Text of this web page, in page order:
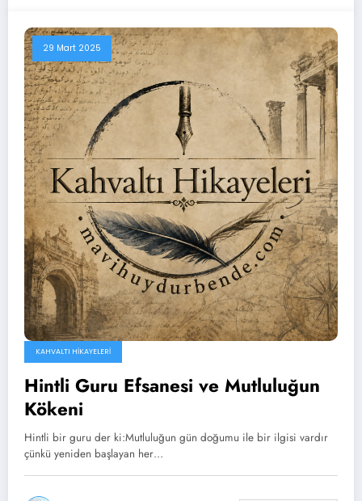
29 Mart 2025
KAHVALTI HIKAYELERI
Hintli Guru Efsanesi ve Mutluluğun
Kökeni
Hintli bir guru der ki:Mutluluğun gün doğumu ile bir ilgisi vardır
çünkü yeniden başlayan her…